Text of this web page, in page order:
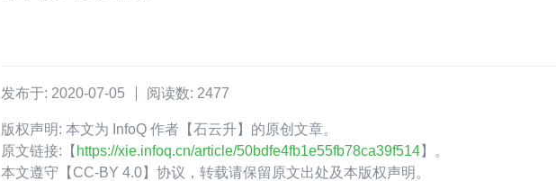
发布于: 2020-07-05 阅读数: 2477
版权声明: 本文为 InfoQ 作者【石云升】的原创文章。
原文链接:【 https://xie.infoq.cn/article/50bdfe4fb1e55fb78ca39f514】。
本文遵守【CC-BY 4.0】协议，转载请保留原文出处及本版权声明。